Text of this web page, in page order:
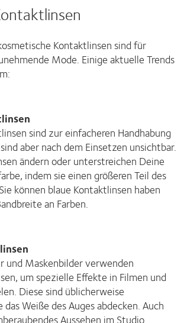
Kontaktlinsen sind für
Mode. Einige aktuelle Trends
sind zur einfacheren Handhabung
aber nach dem Einsetzen unsichtbar.
ändern oder unterstreichen Deine
indem sie einen größeren Teil des
können blaue Kontaktlinsen haben
an Farben.
und Maskenbilder verwenden
um spezielle Effekte in Filmen und
Diese sind üblicherweise
das Weiße des Auges abdecken. Auch
Aussehen im Studio